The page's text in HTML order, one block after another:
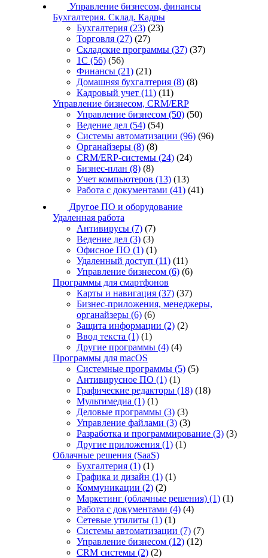
Управление бизнесом, финансы
Бухгалтерия. Склад. Кадры
Бухгалтерия (23) (23)
Торговля (27) (27)
Складские программы (37) (37)
1С (56) (56)
Финансы (21) (21)
Домашняя бухгалтерия (8) (8)
Кадровый учет (11) (11)
Управление бизнесом, CRM/ERP
Управление бизнесом (50) (50)
Ведение дел (54) (54)
Системы автоматизации (96) (96)
Органайзеры (8) (8)
CRM/ERP-системы (24) (24)
Бизнес-план (8) (8)
Учет компьютеров (13) (13)
Работа с документами (41) (41)
Другое ПО и оборудование
Удаленная работа
Антивирусы (7) (7)
Ведение дел (3) (3)
Офисное ПО (1) (1)
Удаленный доступ (11) (11)
Управление бизнесом (6) (6)
Программы для смартфонов
Карты и навигация (37) (37)
Бизнес-приложения, менеджеры,
органайзеры (6) (6)
Защита информации (2) (2)
Ввод текста (1) (1)
Другие программы (4) (4)
Программы для macOS
Системные программы (5) (5)
Антивирусное ПО (1) (1)
Графические редакторы (18) (18)
Мультимедиа (1) (1)
Деловые программы (3) (3)
Управление файлами (3) (3)
Разработка и программирование (3) (3)
Другие приложения (1) (1)
Облачные решения (SaaS)
Бухгалтерия (1) (1)
Графика и дизайн (1) (1)
Коммуникации (2) (2)
Маркетинг (облачные решения) (1) (1)
Работа с документами (4) (4)
Сетевые утилиты (1) (1)
Системы автоматизации (7) (7)
Управление бизнесом (12) (12)
CRM системы (2) (2)